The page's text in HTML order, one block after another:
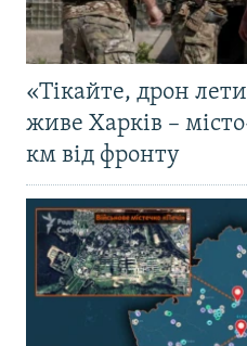
«Тікайте, дрон
живе Харків –
км від фронту